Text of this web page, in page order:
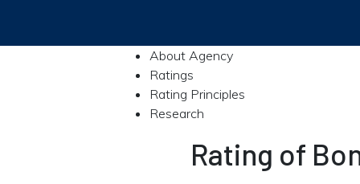
About Agency
Ratings
Rating Principles
Research
Rating of